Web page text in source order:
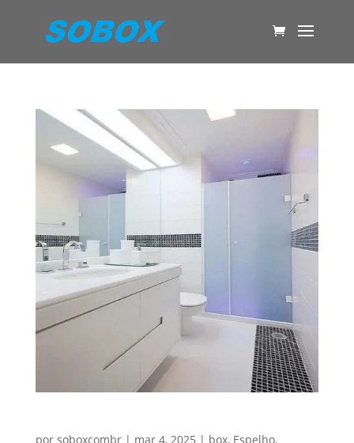
por soboxcombr| mar 4, 2025 | box, Espelho,